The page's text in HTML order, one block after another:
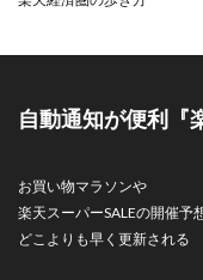
自動通知が便利『
お買い物マラソンや
楽天スーパーSALEの開催予
どこよりも早く更新される